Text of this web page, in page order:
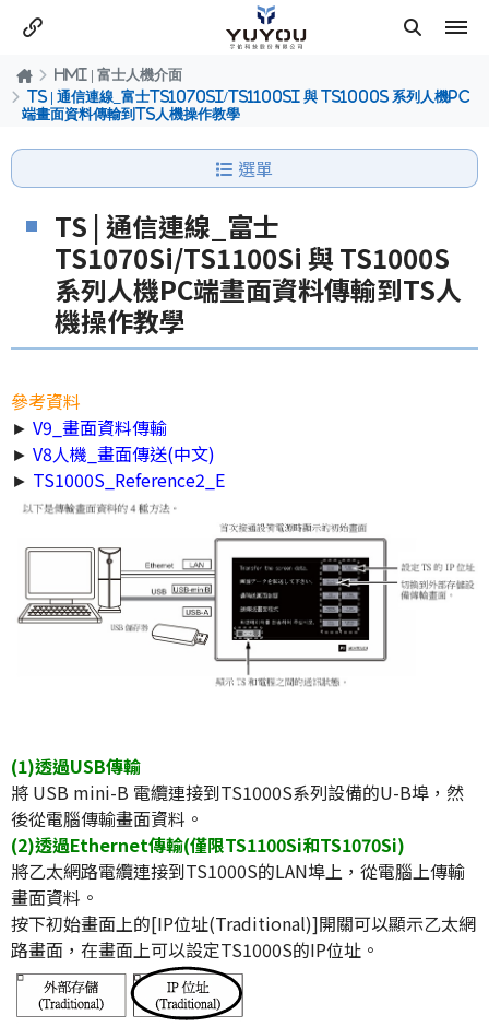
HMI | 富士人機介面
TS | 通信連線_富士TS1070Si/TS1100Si 與 TS1000S 系列人機PC
端畫面資料傳輸到TS人機操作教學
選單
TS | 通信連線_富士
TS1070Si/TS1100Si 與 TS1000S
系列人機PC端畫面資料傳輸到TS人
機操作教學
參考資料
► V9_畫面資料傳輸
► V8人機_畫面傳送(中文)
► TS1000S_Reference2_E
(1)透過USB傳輸
將 USB mini-B 電纜連接到TS1000S系列設備的U-B埠，然
後從電腦傳輸畫面資料。
(2)透過Ethernet傳輸(僅限TS1100Si和TS1070Si)
將乙太網路電纜連接到TS1000S的LAN埠上，從電腦上傳輸
畫面資料。
按下初始畫面上的[IP位址(Traditional)]開關可以顯示乙太網
路畫面，在畫面上可以設定TS1000S的IP位址。 ​